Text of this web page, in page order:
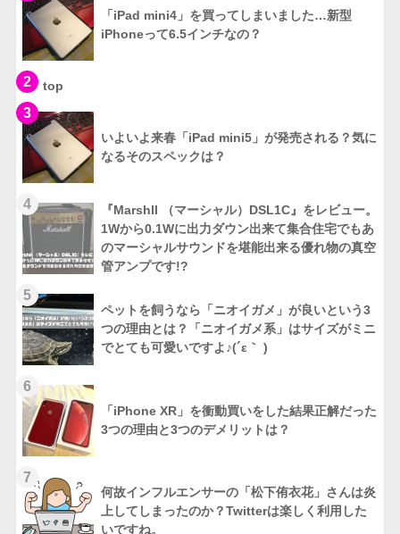
「iPad mini4」を買ってしまいました…新型
iPhoneって6.5インチなの？
2 top
3
いよいよ来春「iPad mini5」が発売される？気に
なるそのスペックは？
4
『Marshll （マーシャル）DSL1C』をレビュー。
1Wから0.1Wに出力ダウン出来て集合住宅でもあ
のマーシャルサウンドを堪能出来る優れ物の真空
管アンプです!?
5
ペットを飼うなら「ニオイガメ」が良いという3
つの理由とは？「ニオイガメ系」はサイズがミニ
でとても可愛いですよ♪(´ε｀ )
6
「iPhone XR」を衝動買いをした結果正解だった
3つの理由と3つのデメリットは？
7
何故インフルエンサーの「松下侑衣花」さんは炎
上してしまったのか？Twitterは楽しく利用した
いですね。